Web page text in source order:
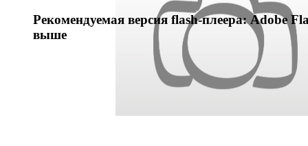
Рекомендуемая версия flash-плеера: Adobe
выше